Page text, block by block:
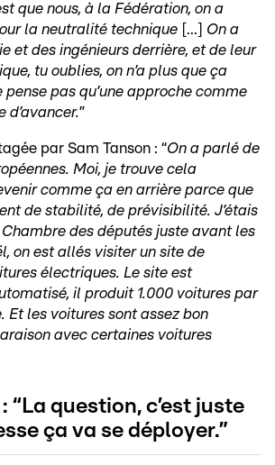
que nous, à la Fédération, on a
la neutralité technique [...] On a
et des ingénieurs derrière, et de leur
tu oublies, on n’a plus que ça
pense pas qu’une approche comme
”
par Sam Tanson : “On a parlé de
Moi, je trouve cela
comme ça en arrière parce que
de stabilité, de prévisibilité. J’étais
des députés juste avant les
on est allés visiter un site de
électriques. Le site est
il produit 1.000 voitures par
Et les voitures sont assez bon
avec certaines voitures
: “La question, c’est juste
ça va se déployer.”